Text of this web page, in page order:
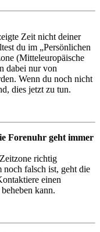
Zeit nicht deiner
du im „Persönlichen
(Mitteleuropäische
dabei nur von
Wenn du noch nicht
dies jetzt zu tun.
Forenuhr geht immer
richtig
noch falsch ist, geht die
einen
kann.